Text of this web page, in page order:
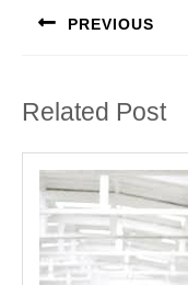
PREVIOUS
Related Post